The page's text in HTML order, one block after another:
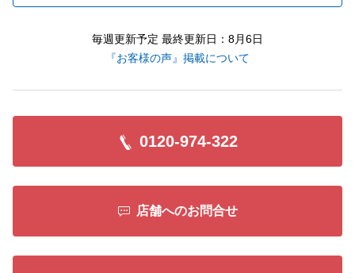
毎週更新予定 最終更新日：8月6日
『お客様の声』掲載について
0120-974-322
店舗へのお問合せ